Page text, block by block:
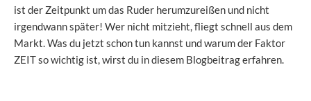
ist der Zeitpunkt um das Ruder herumzureißen und nicht
irgendwann später! Wer nicht mitzieht, fliegt schnell aus dem
Markt. Was du jetzt schon tun kannst und warum der Faktor
ZEIT so wichtig ist, wirst du in diesem Blogbeitrag erfahren.